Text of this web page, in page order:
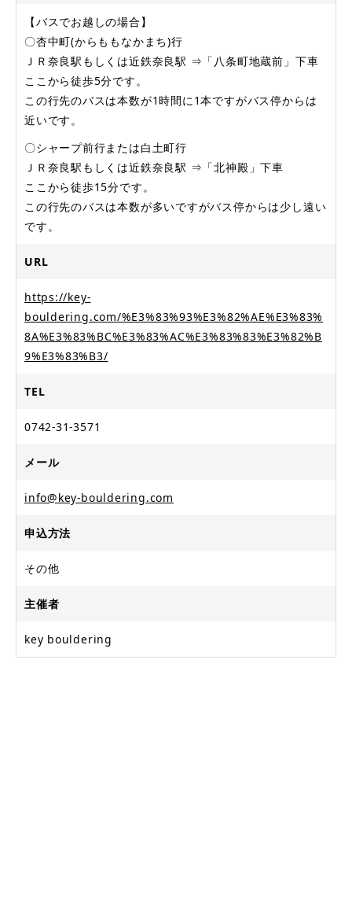
【バスでお越しの場合】
〇杏中町(からももなかまち)行
ＪＲ奈良駅もしくは近鉄奈良駅 ⇒「八条町地蔵前」下車
ここから徒歩5分です。
この行先のバスは本数が1時間に1本ですがバス停からは
近いです。
〇シャープ前行または白土町行
ＪＲ奈良駅もしくは近鉄奈良駅 ⇒「北神殿」下車
ここから徒歩15分です。
この行先のバスは本数が多いですがバス停からは少し遠い
です。
URL
https://key-
bouldering.com/%E3%83%93%E3%82%AE%E3%83%
8A%E3%83%BC%E3%83%AC%E3%83%83%E3%82%B
9%E3%83%B3/
TEL
0742-31-3571
メール
info@key-bouldering.com
申込方法
その他
主催者
key bouldering